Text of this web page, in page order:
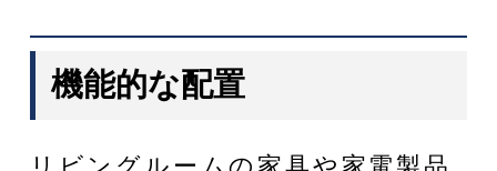
機能的な配置